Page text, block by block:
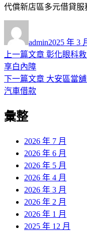
代償新店區多元借貸服
者
admin佈
日
2025 年 3
文
章
導
覽
上一篇文章 上
篇
彰化眼科
享白內障
下一篇文章 下
大安區當
汽車借款
彙整
2026 年 7 月
2026 年 6 月
2026 年 5 月
2026 年 4 月
2026 年 3 月
2026 年 2 月
2026 年 1 月
2025 年 12 月